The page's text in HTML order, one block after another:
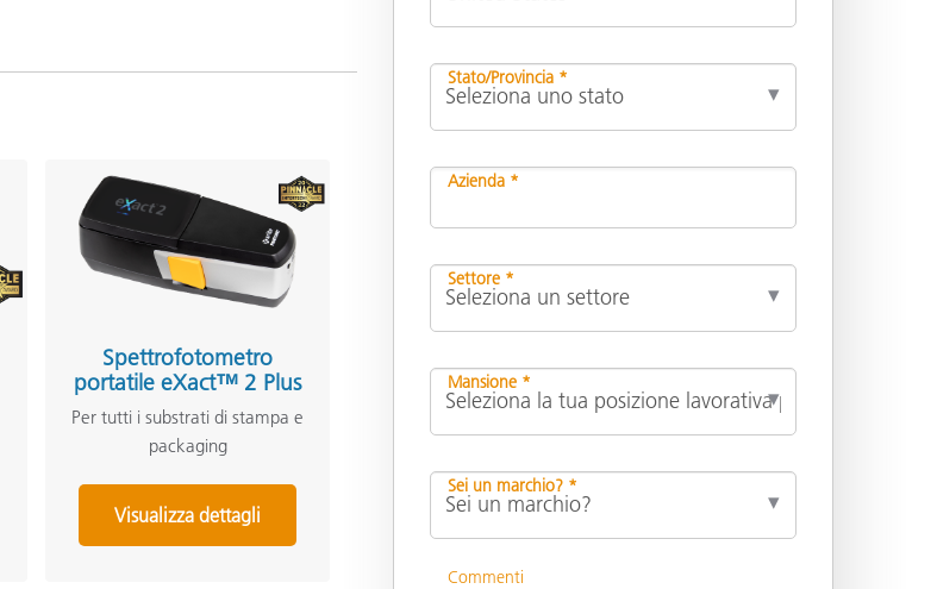
Spettrofotometro
portatile eXact™ 2 Plus
Per tutti i substrati di stampa e
packaging
Visualizza dettagli
Stato/Provincia *
Azienda *
Settore *
Mansione *
Sei un marchio? *
Commenti